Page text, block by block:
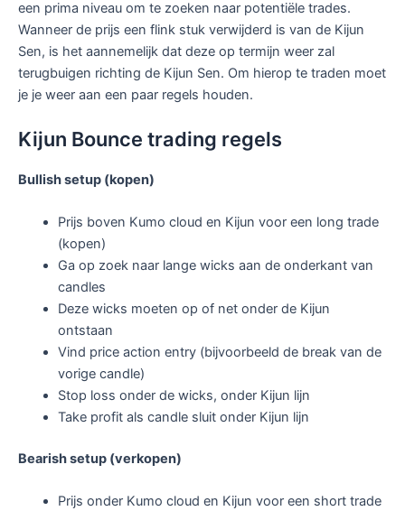
een prima niveau om te zoeken naar potentiële trades.
Wanneer de prijs een flink stuk verwijderd is van de Kijun
Sen, is het aannemelijk dat deze op termijn weer zal
terugbuigen richting de Kijun Sen. Om hierop te traden moet
je je weer aan een paar regels houden.
Kijun Bounce trading regels
Bullish setup (kopen)
Prijs boven Kumo cloud en Kijun voor een long trade
(kopen)
Ga op zoek naar lange wicks aan de onderkant van
candles
Deze wicks moeten op of net onder de Kijun
ontstaan
Vind price action entry (bijvoorbeeld de break van de
vorige candle)
Stop loss onder de wicks, onder Kijun lijn
Take profit als candle sluit onder Kijun lijn
Bearish setup (verkopen)
Prijs onder Kumo cloud en Kijun voor een short trade